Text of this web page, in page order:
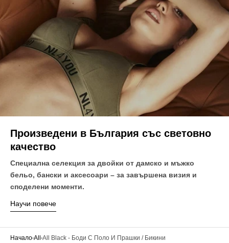
Произведени в България със световно
качество
Специална селекция за двойки от дамско и мъжко
бельо, бански и аксесоари – за завършена визия и
споделени моменти.
Научи повече
Начало All All Black - Боди С Поло И Прашки / Бикини